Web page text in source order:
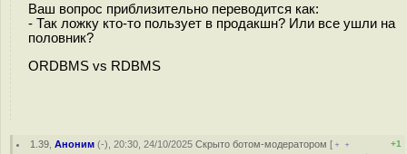
Ваш вопрос приблизительно переводится как:
- Так ложку кто-то пользует в продакшн? Или все ушли на
половник?
ORDBMS vs RDBMS
1.39 ,Аноним (-), 20:30, 24/10/2025Скрыто ботом-модератором [ ﹢﹢
+1